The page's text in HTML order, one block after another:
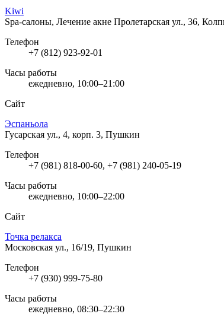
Kiwi
Spa-салоны, Лечение акне Пролетарская ул., 36,
Телефон
+7 (812) 923-92-01
Часы работы
ежедневно, 10:00–21:00
Сайт
Эспаньола
Гусарская ул., 4, корп. 3, Пушкин
Телефон
+7 (981) 818-00-60, +7 (981) 240-05-19
Часы работы
ежедневно, 10:00–22:00
Сайт
Точка релакса
Московская ул., 16/19, Пушкин
Телефон
+7 (930) 999-75-80
Часы работы
ежедневно, 08:30–22:30